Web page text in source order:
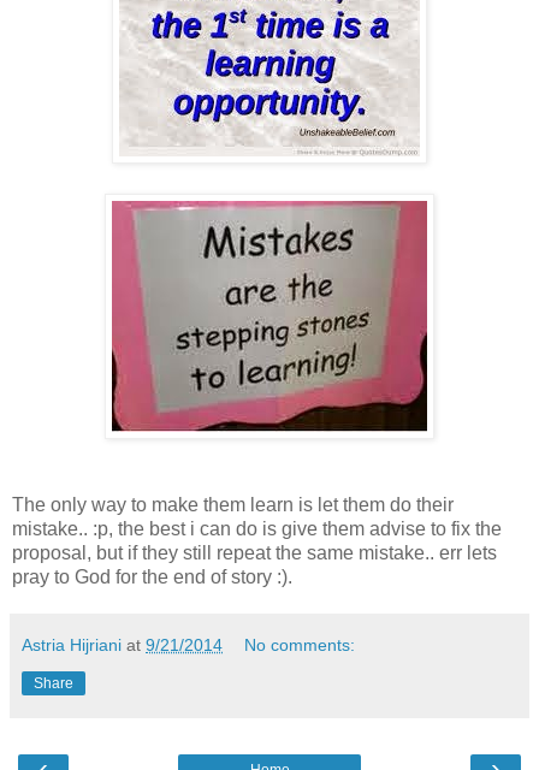
The only way to make them learn is let them do their
mistake.. :p, the best i can do is give them advise to fix the
proposal, but if they still repeat the same mistake.. err lets
pray to God for the end of story :).
Astria Hijriani at 9/21/2014 No comments:
Share